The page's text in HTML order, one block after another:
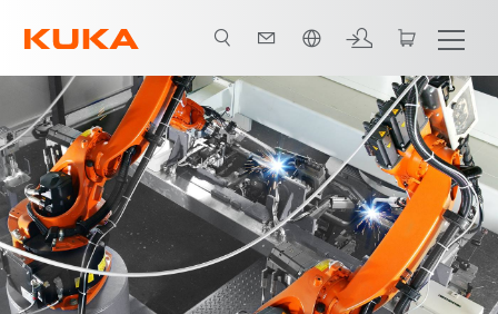
기능 옵션 패키지 지원되는 소프트웨어